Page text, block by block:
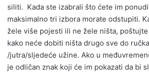
siliti. Kada ste izabrali što ćete im
maksimalno tri izbora morate odstupiti.
žele više pojesti ili ne žele ništa,
kako neće dobiti ništa drugo sve do
/jutra/sljedeće užine. Ako u
je odličan znak koji će im pokazati da bi